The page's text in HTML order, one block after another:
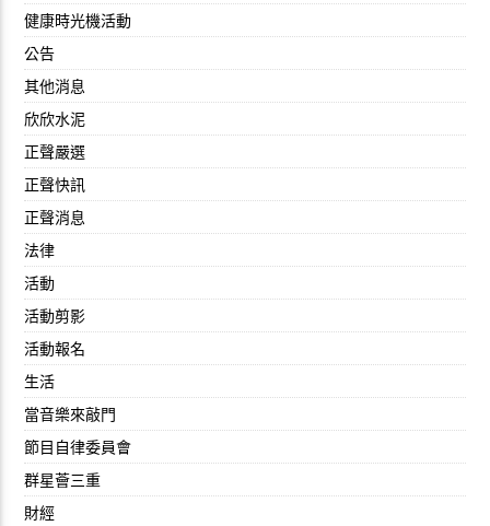
健康時光機活動
公告
其他消息
欣欣水泥
正聲嚴選
正聲快訊
正聲消息
法律
活動
活動剪影
活動報名
生活
當音樂來敲門
節目自律委員會
群星薈三重
財經